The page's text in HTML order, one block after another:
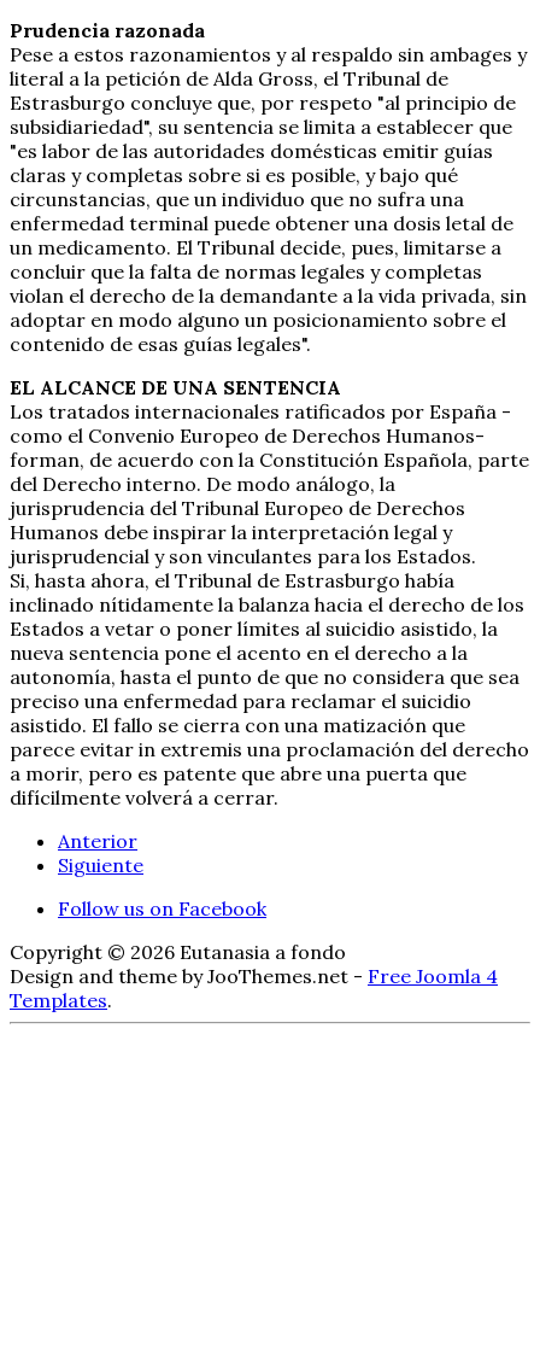
Prudencia razonada
Pese a estos razonamientos y al respaldo sin ambages y
literal a la petición de Alda Gross, el Tribunal de
Estrasburgo concluye que, por respeto "al principio de
subsidiariedad", su sentencia se limita a establecer que
"es labor de las autoridades domésticas emitir guías
claras y completas sobre si es posible, y bajo qué
circunstancias, que un individuo que no sufra una
enfermedad terminal puede obtener una dosis letal de
un medicamento. El Tribunal decide, pues, limitarse a
concluir que la falta de normas legales y completas
violan el derecho de la demandante a la vida privada, sin
adoptar en modo alguno un posicionamiento sobre el
contenido de esas guías legales".
EL ALCANCE DE UNA SENTENCIA
Los tratados internacionales ratificados por España -
como el Convenio Europeo de Derechos Humanos-
forman, de acuerdo con la Constitución Española, parte
del Derecho interno. De modo análogo, la
jurisprudencia del Tribunal Europeo de Derechos
Humanos debe inspirar la interpretación legal y
jurisprudencial y son vinculantes para los Estados.
Si, hasta ahora, el Tribunal de Estrasburgo había
inclinado nítidamente la balanza hacia el derecho de los
Estados a vetar o poner límites al suicidio asistido, la
nueva sentencia pone el acento en el derecho a la
autonomía, hasta el punto de que no considera que sea
preciso una enfermedad para reclamar el suicidio
asistido. El fallo se cierra con una matización que
parece evitar in extremis una proclamación del derecho
a morir, pero es patente que abre una puerta que
difícilmente volverá a cerrar.
Anterior
Siguiente
Follow us on Facebook
Copyright © 2026 Eutanasia a fondo
Design and theme by JooThemes.net - Free Joomla 4
Templates.